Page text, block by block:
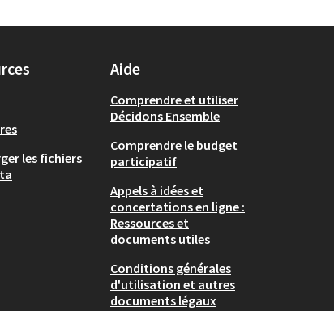
les fichiers
Aide
Comprendre et utiliser
Décidons Ensemble
Comprendre le budget
participatif
Appels à idées et
concertations en ligne :
Ressources et
documents utiles
Conditions générales
d'utilisation et autres
documents légaux